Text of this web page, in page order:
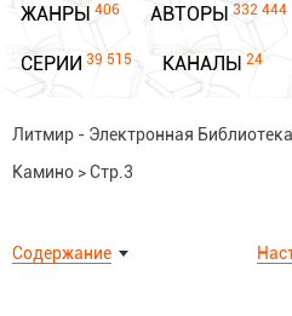
ЖАНРЫ 406 АВТОРЫ 332 444
СЕРИИ 39 515 КАНАЛЫ 24
Литмир - Электронная Библиотека
Камино >Стр.3
Содержание